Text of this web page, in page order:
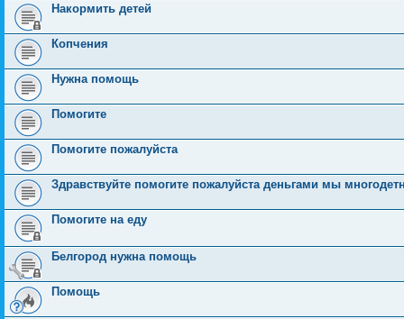
Накормить детей
Копчения
Нужна помощь
Помогите
Помогите пожалуйста
Здравствуйте помогите пожалуйста деньгами мы
Помогите на еду
Белгород нужна помощь
Помощь